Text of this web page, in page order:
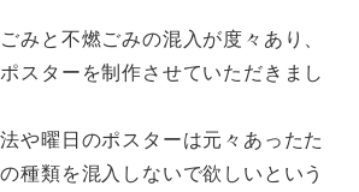
みと不燃ごみの混入が度々あり、
スターを制作させていただきまし
や曜日のポスターは元々あったた
種類を混入しないで欲しいという